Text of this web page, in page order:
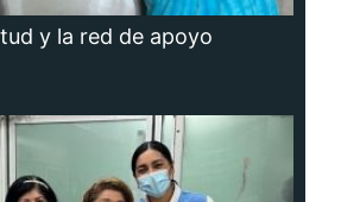
y la red de apoyo